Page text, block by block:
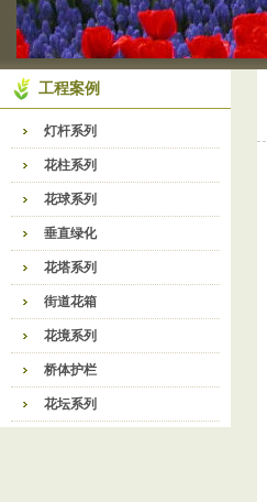
工程案例
灯杆系列
花柱系列
花球系列
垂直绿化
花塔系列
街道花箱
花境系列
桥体护栏
花坛系列